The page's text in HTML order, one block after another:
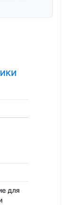
для